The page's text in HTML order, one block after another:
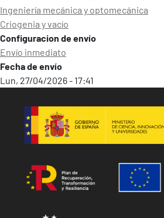
Ingenierí­a mecánica y optomecánica
Criogenia y vacío
Configuracion de envío
Envío inmediato
Fecha de envío
Lun, 27/04/2026 - 17:41
Image